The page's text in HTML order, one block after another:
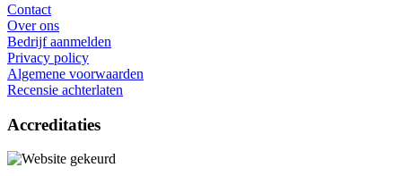
Contact
Over ons
Bedrijf aanmelden
Privacy policy
Algemene voorwaarden
Recensie achterlaten
Accreditaties